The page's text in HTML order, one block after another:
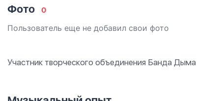
Фото 0
Пользователь еще не добавил свои фото
Участник творческого объединения Банда Дыма